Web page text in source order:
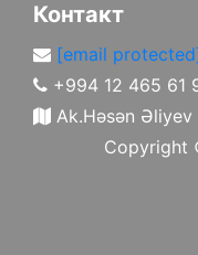
Контакт
[email
+994 12 465 61
Ak.Həsən
Copyright